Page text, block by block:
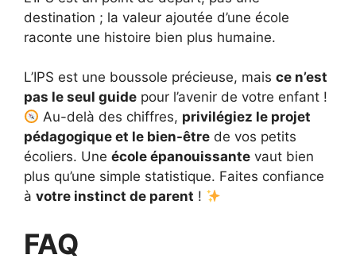
destination ; la valeur ajoutée d’une école
raconte une histoire bien plus humaine.
L’IPS est une boussole précieuse, mais ce n’est
pas le seul guide pour l’avenir de votre enfant !
Au-delà des chiffres, privilégiez le projet
pédagogique et le bien-être de vos petits
écoliers. Une école épanouissante vaut bien
plus qu’une simple statistique. Faites confiance
à votre instinct de parent !
FAQ